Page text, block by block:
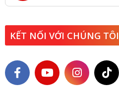
KẾT NỐI VỚI CHÚNG TÔI